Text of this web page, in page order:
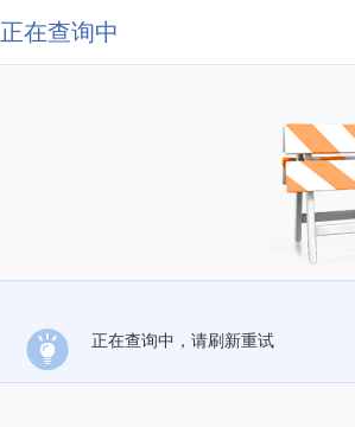
正在查询中
正在查询中，请刷新重试